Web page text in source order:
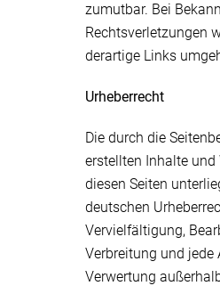
zumutbar. Bei
Rechtsverletzungen
derartige Links
Urheberrecht
Die durch die
erstellten Inhalte und
diesen Seiten
deutschen
Vervielfältigung,
Verbreitung und jede
Verwertung